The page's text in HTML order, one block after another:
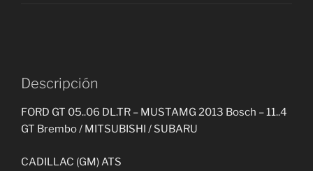
Descripción
FORD GT 05..06 DL.TR – MUSTAMG 2013 Bosch – 11..4
GT Brembo / MITSUBISHI / SUBARU
CADILLAC (GM) ATS